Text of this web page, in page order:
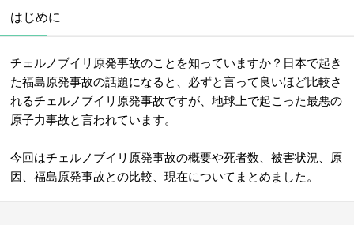
はじめに
チェルノブイリ原発事故のことを知っていますか？日本で起き
た福島原発事故の話題になると、必ずと言って良いほど比較さ
れるチェルノブイリ原発事故ですが、地球上で起こった最悪の
原子力事故と言われています。
今回はチェルノブイリ原発事故の概要や死者数、被害状況、原
因、福島原発事故との比較、現在についてまとめました。